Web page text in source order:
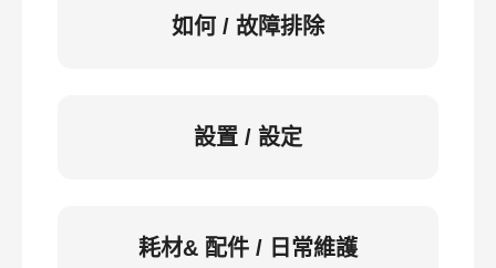
如何 / 故障排除
設置 / 設定
耗材& 配件 / 日常維護